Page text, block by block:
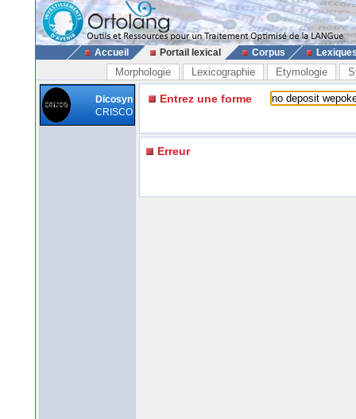
Accueil Portail lexical Corpus
Morphologie Lexicographie Etymologie
Dicosyn
CRISCO
Entrez une forme
Erreur